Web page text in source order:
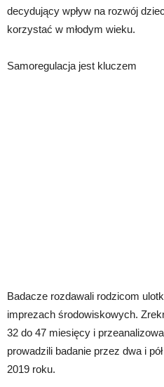
decydujący wpływ na rozwój
korzystać w młodym wieku.
Samoregulacja jest kluczem
Badacze rozdawali rodzicom
imprezach środowiskowych.
32 do 47 miesięcy i
prowadzili badanie przez dwa i
2019 roku.